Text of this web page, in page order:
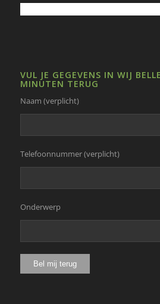
VUL JE GEGEVENS IN WIJ
MINUTEN TERUG
Naam (verplicht)
Telefoonnummer (verplicht)
Onderwerp